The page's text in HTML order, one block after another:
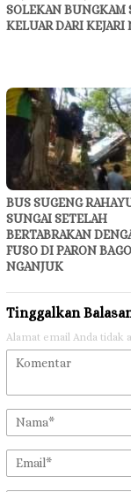
SOLEKAN BUNGKAM
KELUAR DARI KEJARI
BUS SUGENG
SUNGAI SETELAH
BERTABRAKAN
FUSO DI PARON
NGANJUK
Tinggalkan
Alamat email Anda tidak